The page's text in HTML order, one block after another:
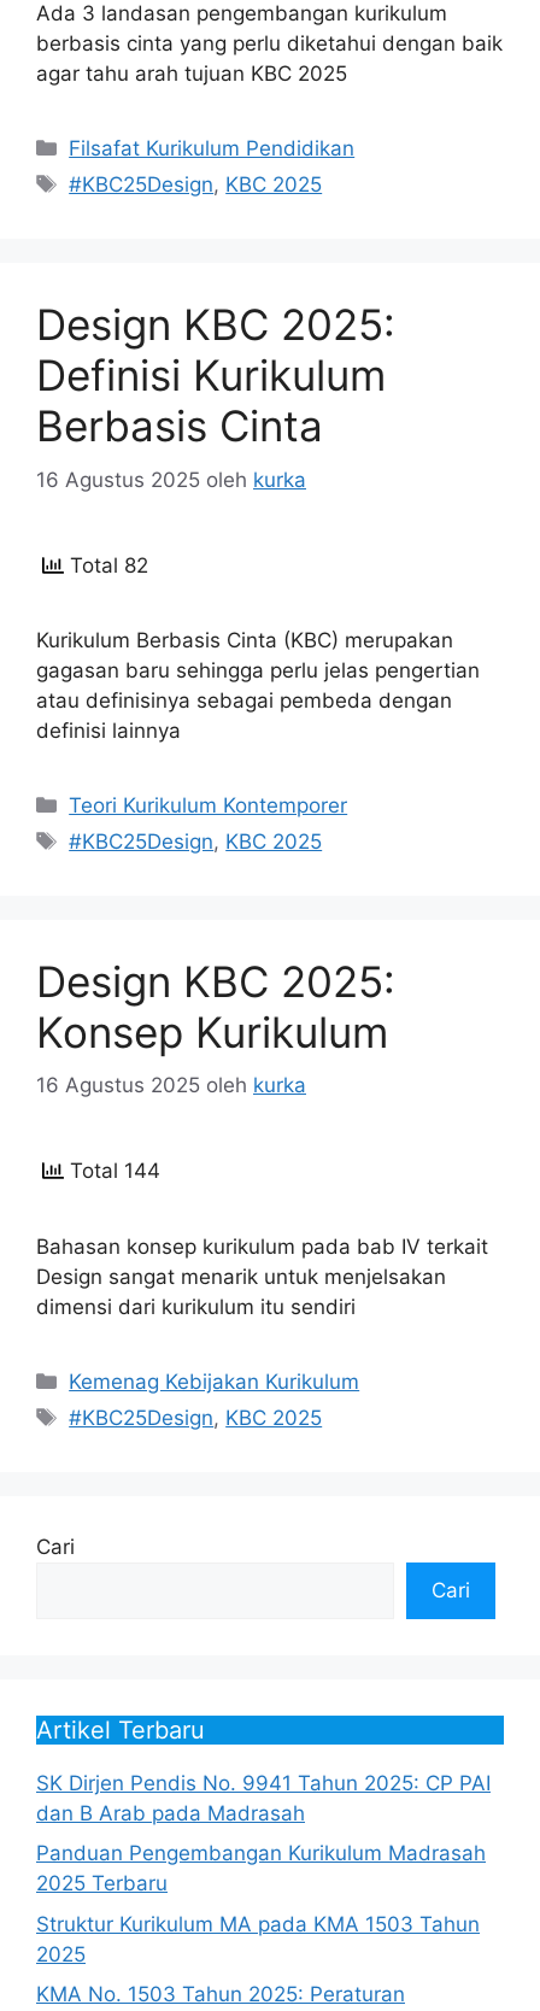
Ada 3 landasan pengembangan kurikulum
berbasis cinta yang perlu diketahui dengan baik
agar tahu arah tujuan KBC 2025
Kategori
Filsafat Kurikulum Pendidikan
Tag
#KBC25Design, KBC 2025
Design KBC 2025:
Definisi Kurikulum
Berbasis Cinta
16 Agustus 2025 oleh kurka
Total 82
Kurikulum Berbasis Cinta (KBC) merupakan
gagasan baru sehingga perlu jelas pengertian
atau definisinya sebagai pembeda dengan
definisi lainnya
Kategori
Teori Kurikulum Kontemporer
Tag
#KBC25Design, KBC 2025
Design KBC 2025:
Konsep Kurikulum
16 Agustus 2025 oleh kurka
Total 144
Bahasan konsep kurikulum pada bab IV terkait
Design sangat menarik untuk menjelsakan
dimensi dari kurikulum itu sendiri
Kategori
Kemenag Kebijakan Kurikulum
Tag
#KBC25Design, KBC 2025
Cari
Cari
Artikel Terbaru
SK Dirjen Pendis No. 9941 Tahun 2025: CP PAI
dan B Arab pada Madrasah
Panduan Pengembangan Kurikulum Madrasah
2025 Terbaru
Struktur Kurikulum MA pada KMA 1503 Tahun
2025
KMA No. 1503 Tahun 2025: Peraturan